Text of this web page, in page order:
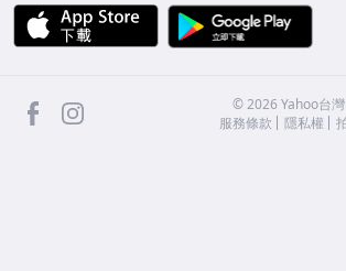
APP Store
facebook ©2026 Yahoo台
服務條款
隱私權